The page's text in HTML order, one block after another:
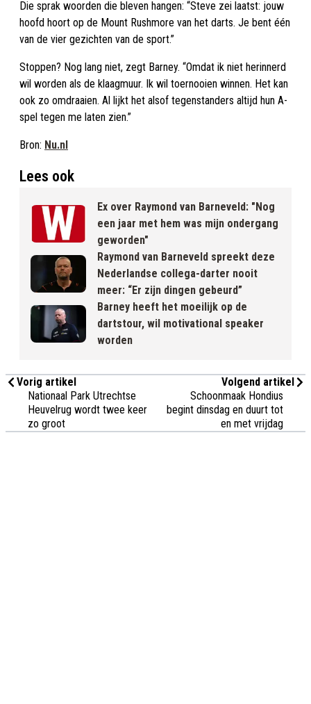
Die sprak woorden die bleven hangen: “Steve zei laatst: jouw
hoofd hoort op de Mount Rushmore van het darts. Je bent één
van de vier gezichten van de sport.”
Stoppen? Nog lang niet, zegt Barney. “Omdat ik niet herinnerd
wil worden als de klaagmuur. Ik wil toernooien winnen. Het kan
ook zo omdraaien. Al lijkt het alsof tegenstanders altijd hun A-
spel tegen me laten zien.”
Bron: Nu.nl
Lees ook
Ex over Raymond van Barneveld: "Nog
een jaar met hem was mijn ondergang
geworden"
Raymond van Barneveld spreekt deze
Nederlandse collega-darter nooit
meer: “Er zijn dingen gebeurd”
Barney heeft het moeilijk op de
dartstour, wil motivational speaker
worden
Vorig artikel
Nationaal Park Utrechtse
Heuvelrug wordt twee keer
zo groot
Volgend artikel
Schoonmaak Hondius
begint dinsdag en duurt tot
en met vrijdag